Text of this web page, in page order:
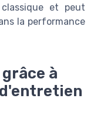
et peut
la performance
à